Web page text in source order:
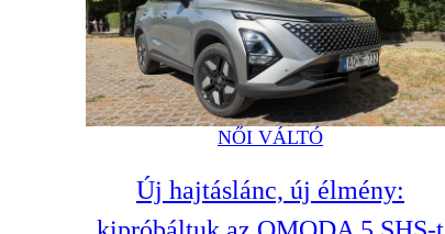
NŐI VÁLTÓ
Új hajtáslánc, új élmény: